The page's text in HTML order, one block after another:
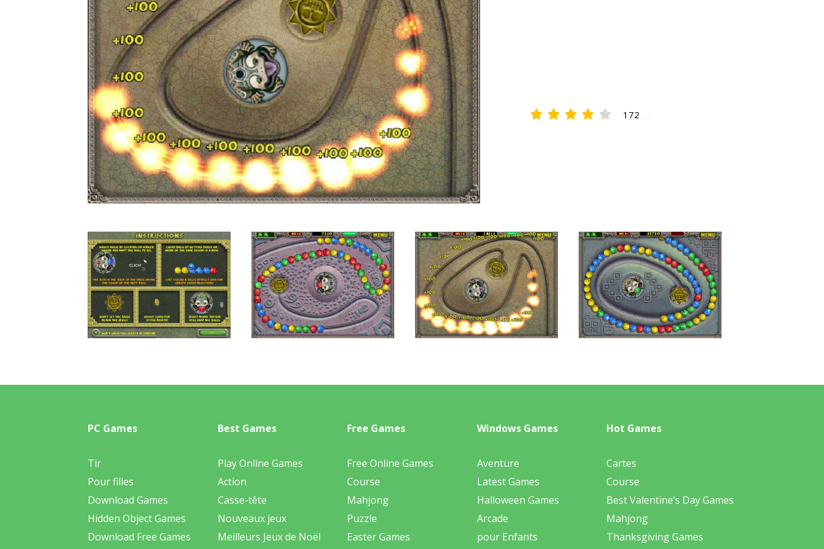
172
PC Games
Tir
Pour filles
Download Games
Hidden Object Games
Download Free Games
Best Games
Play Online Games
Action
Casse-tête
Nouveaux jeux
Meilleurs Jeux de Noël
Free Games
Free Online Games
Course
Mahjong
Puzzle
Easter Games
Windows Games
Aventure
Latest Games
Halloween Games
Arcade
pour Enfants
Hot Games
Cartes
Course
Best Valentine’s Day Games
Mahjong
Thanksgiving Games